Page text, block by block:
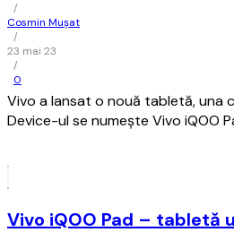
/
Cosmin Mușat
/
23 mai 23
/
0
Vivo a lansat o nouă tabletă, una
Device-ul se numeşte Vivo iQOO
Vivo iQOO Pad – tabletă